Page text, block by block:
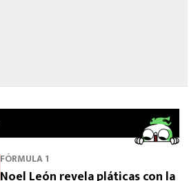
FÓRMULA 1
Noel León revela pláticas con la